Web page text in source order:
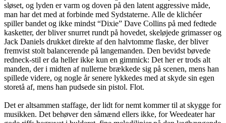
sløset, og lyden er varm og doven på den latent aggressive måde,
man har det med at forbinde med Sydstaterne. Alle de klichéer
spiller bandet og ikke mindst “Dixie” Dave Collins på med fedtede
kasketter, der bliver snurret rundt på hovedet, skeløjede grimasser og
Jack Daniels drukket direkte af den halvtomme flaske, der bliver
fremvist stolt balancerende på langemanden. Den bevidst bøvede
redneck-stil er da heller ikke kun en gimmick: Det her er trods alt
manden, der i midten af nullerne brækkede sig på scenen, mens han
spillede videre, og nogle år senere lykkedes med at skyde sin egen
storetå af, mens han pudsede sin pistol. Flot.
Det er altsammen staffage, der lidt for nemt kommer til at skygge for
musikken. Det behøver den såmænd ellers ikke, for Weedeater har